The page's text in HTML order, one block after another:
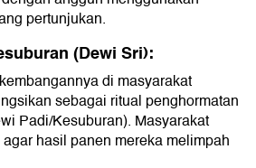
pertunjukan.
(Dewi Sri):
di masyarakat
sebagai ritual penghormatan
Padi/Kesuburan). Masyarakat
hasil panen mereka melimpah